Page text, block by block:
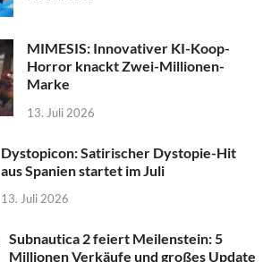
MIMESIS: Innovativer KI-Koop-
Horror knackt Zwei-Millionen-
Marke
13. Juli 2026
Dystopicon: Satirischer Dystopie-Hit
aus Spanien startet im Juli
13. Juli 2026
Subnautica 2 feiert Meilenstein: 5
Millionen Verkäufe und großes Update